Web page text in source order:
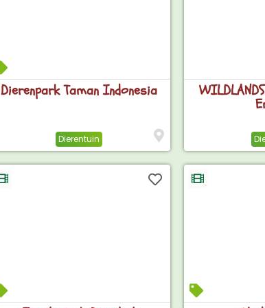
Dierenpark Taman Indonesia
Dierentuin